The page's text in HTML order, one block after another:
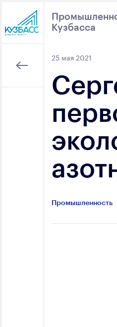
Кузбасса
25 мая 2021
Промышленность